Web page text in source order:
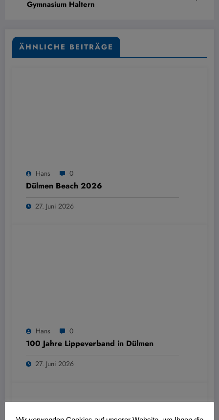
Gymnasium Haltern
ÄHNLICHE BEITRÄGE
Hans 0
Dülmen Beach 2026
27. Juni 2026
Hans 0
100 Jahre Lippeverband in Dülmen
27. Juni 2026